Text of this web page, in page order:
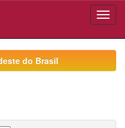
do Brasil